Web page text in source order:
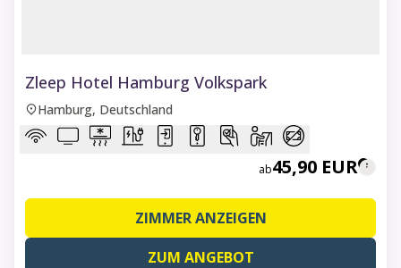
Zleep Hotel Hamburg Volkspark
Hamburg, Deutschland
ab45,90 EUR
ZIMMER ANZEIGEN
ZUM ANGEBOT